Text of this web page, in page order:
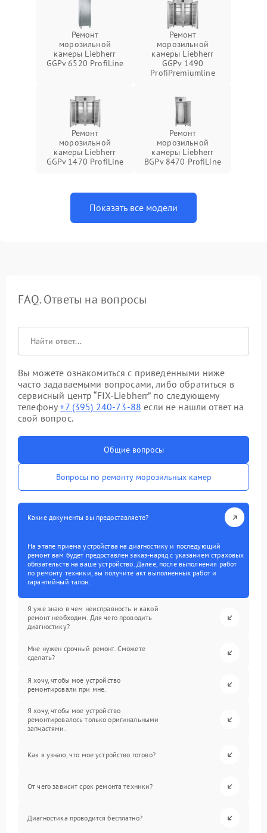
Ремонт
морозильной
камеры Liebherr
GGPv 6520 ProfiLine
Ремонт
морозильной
камеры Liebherr
GGPv 1490
ProfiPremiumline
Ремонт
морозильной
камеры Liebherr
GGPv 1470 ProfiLine
Ремонт
морозильной
камеры Liebherr
BGPv 8470 ProfiLine
Показать все модели
FAQ. Ответы на вопросы
Вы можете ознакомиться с приведенными ниже
часто задаваемыми вопросами, либо обратиться в
сервисный центр “FIX-Liebherr” по следующему
телефону+7 (395) 240-73-88 если не нашли ответ на
свой вопрос.
Общие вопросы
Вопросы по ремонту морозильных камер
Какие документы вы предоставляете?
На этапе приема устройства на диагностику и последующий
ремонт вам будет предоставлен заказ-наряд с указанием страховых
обязательств на ваше устройство. Далее, после выполнения работ
по ремонту техники, вы получите акт выполненных работ и
гарантийный талон.
Я уже знаю в чем неисправность и какой
ремонт необходим. Для чего проводить
диагностику?
Мне нужен срочный ремонт. Сможете
сделать?
Я хочу, чтобы мое устройство
ремонтировали при мне.
Я хочу, чтобы мое устройство
ремонтировалось только оригинальными
запчастями.
Как я узнаю, что мое устройство готово?
От чего зависит срок ремонта техники?
Диагностика проводится бесплатно?